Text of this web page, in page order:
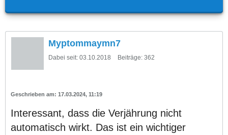
Myptommaymn7
Dabei seit: 03.10.2018 Beiträge: 362
17.03.2024, 11:19
Interessant, dass die Verjährung nicht
automatisch wirkt. Das ist ein wichtiger